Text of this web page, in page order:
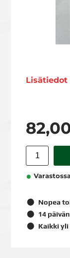
Lisätiedot
Nopea
14
Kaikki